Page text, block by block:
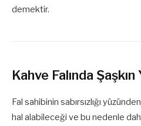
demektir.
Kahve Falında
Fal sahibinin sabırsızlığı
hal alabileceği ve bu nedenle